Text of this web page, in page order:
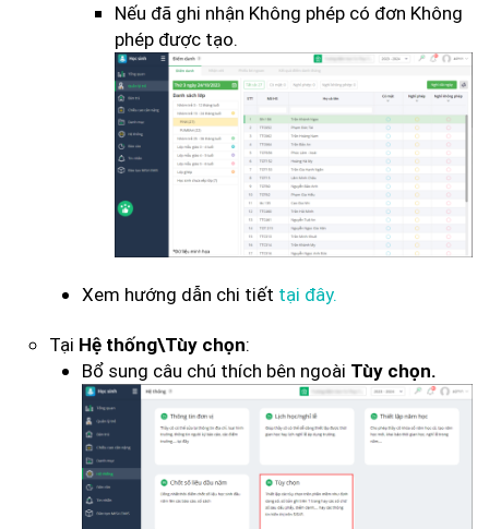
Nếu đã ghi nhận Không phép có đơn Không
phép được tạo.
Xem hướng dẫn chi tiết tại đây.
Tại Hệ thống\Tùy chọn:
Bổ sung câu chú thích bên ngoài Tùy chọn.